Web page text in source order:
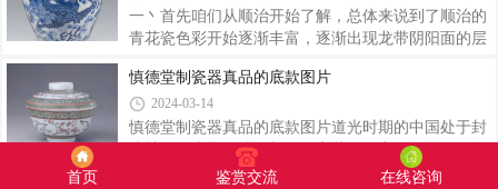
美，所用材料也是十分贵重，在当朝也只有达官
重点说说黄釉。黄与皇同音，正所谓黄袍加身，立为
至尊。天地玄黄，宇宙洪荒。黄色就意味着大地，对
成为了皇家的代表颜色，意味着尊贵和权力。那时候
皇上对黄色的使用有着相当严格的管制，官吏和平民
百姓禁止穿戴黄衣，其后果严重到满门抄斩。
一丶首先咱们从顺治开始了解，总体来说到了顺治的
青花瓷色彩开始逐渐丰富，逐渐出现龙带阴阳面的层
青）：土青的主要特点就是模糊无光，用放大镜放大
以后能明显看到没有光泽，模糊呈灰蓝色，这也是延
续了明晚期的特征！主要用于庙宇或祠堂供器，这也
是顺治的青花一直卖不过康熙的主要原因！2.上等浙
料：主要特征，清脆艳丽，甚至比康熙的青花还要美
慎德堂制瓷器真品的底款图片
2024-03-14
慎德堂制瓷器真品的底款图片道光时期的中国处于封
建社会的末期，清王朝已在衰落，国家日趋贫弱，危
机四伏，社会矛盾十分尖锐。景德镇官窑瓷器的生产
首页 鉴赏交流 在线咨询